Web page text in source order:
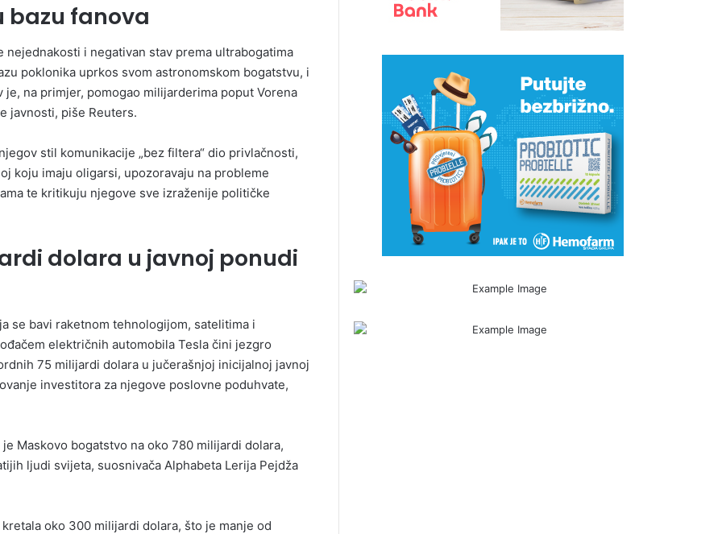
bazu fanova
i negativan stav prema ultrabogatima
poklonika uprkos svom astronomskom bogatstvu, i
na primjer, pomogao milijarderima poput Vorena
javnosti, piše Reuters.
stil komunikacije „bez filtera“ dio privlačnosti,
koju imaju oligarsi, upozoravaju na probleme
te kritikuju njegove sve izraženije političke
dolara u javnoj ponudi
se bavi raketnom tehnologijom, satelitima i
električnih automobila Tesla čini jezgro
75 milijardi dolara u jučerašnjoj inicijalnoj javnoj
investitora za njegove poslovne poduhvate,
Maskovo bogatstvo na oko 780 milijardi dolara,
ljudi svijeta, suosnivača Alphabeta Lerija Pejdža
oko 300 milijardi dolara, što je manje od